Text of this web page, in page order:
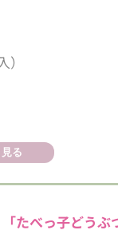
る
たべっ子どうぶ